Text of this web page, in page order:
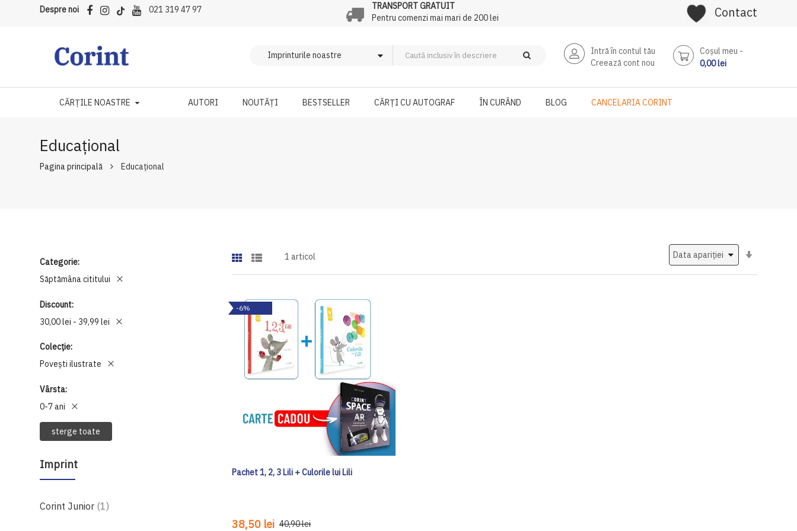
Despre noi 021 319 47 97
TRANSPORT GRATUIT
Pentru comenzi mai mari de 200 lei
Contact
Intră în contul tău
Creează cont nou
Coşul meu
0,00 lei
CĂRȚILE NOASTRE AUTORI NOUTĂȚI BESTSELLER CĂRȚI CU AUTOGRAF ÎN CURÂND BLOG CANCELARIA CORINT
Educațional
Pagina principală Educațional
Categorie
Săptămâna cititului
Discount
30,00 lei - 39,99 lei
Colecție
Povești ilustrate
Vârsta
0-7 ani
sterge toate
Imprint
Corint Junior 1produs
1 articol
-6%
Pachet 1, 2, 3 Lili + Culorile lui Lili
38,50 lei 40,90 lei